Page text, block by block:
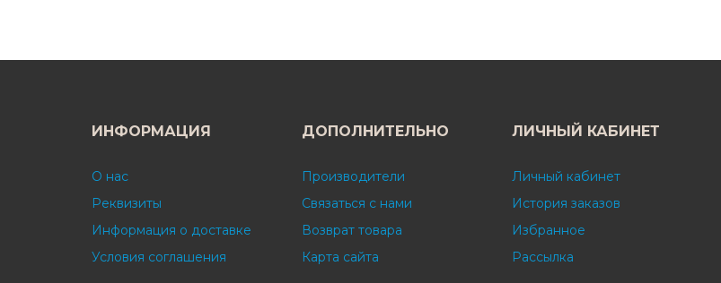
ИНФОРМАЦИЯ
О нас
Реквизиты
Информация о доставке
Условия соглашения
ДОПОЛНИТЕЛЬНО
Производители
Связаться с нами
Возврат товара
Карта сайта
ЛИЧНЫЙ КАБИНЕТ
Личный кабинет
История заказов
Избранное
Рассылка